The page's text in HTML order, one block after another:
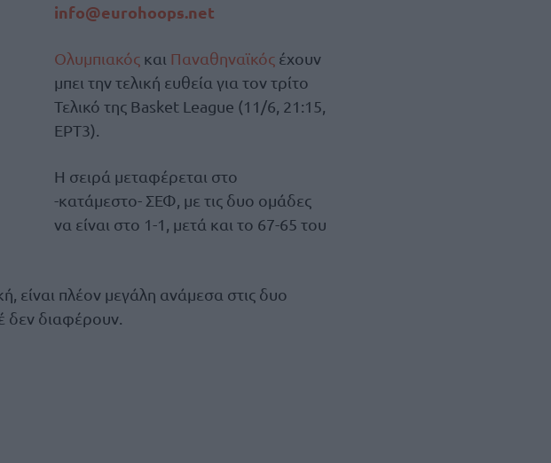
info@eurohoops.net
Ολυμπιακόςκαι Παναθηναϊκόςέχουν
μπει την τελική ευθεία για τον τρίτο
Τελικό της Basket League (11/6, 21:15,
ΕΡΤ3).
Η σειρά μεταφέρεται στο
-κατάμεστο- ΣΕΦ, με τις δυο ομάδες
να είναι στο 1-1, μετά και το 67-65 του
είναι πλέον μεγάλη ανάμεσα στις δυο
δεν διαφέρουν.